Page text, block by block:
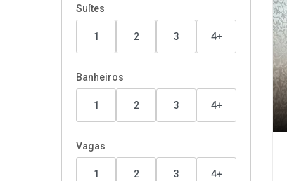
Suítes
1 2 3 4+
Banheiros
1 2 3 4+
Vagas
1 2 3 4+